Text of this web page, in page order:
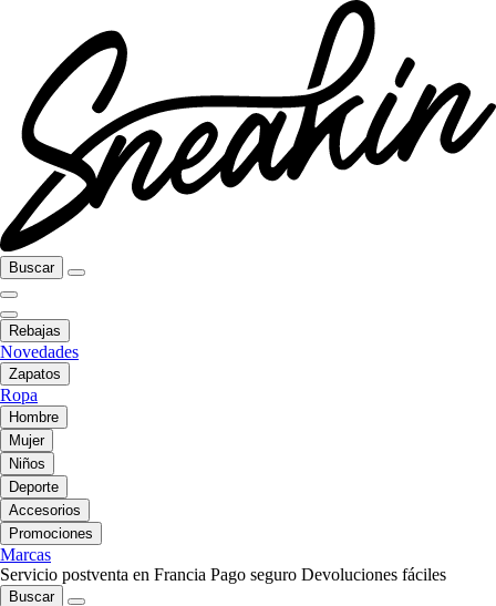
Buscar
Rebajas
Novedades
Zapatos
Ropa
Hombre
Mujer
Niños
Deporte
Accesorios
Promociones
Marcas
Servicio postventa en Francia Pago seguro Devoluciones fáciles
Buscar